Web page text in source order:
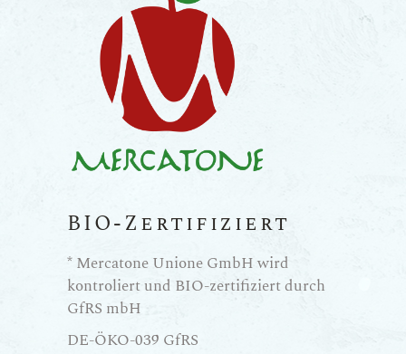
BIO-Zertifiziert
* Mercatone Unione GmbH wird
kontroliert und BIO-zertifiziert durch
GfRS mbH
DE-ÖKO-039 GfRS